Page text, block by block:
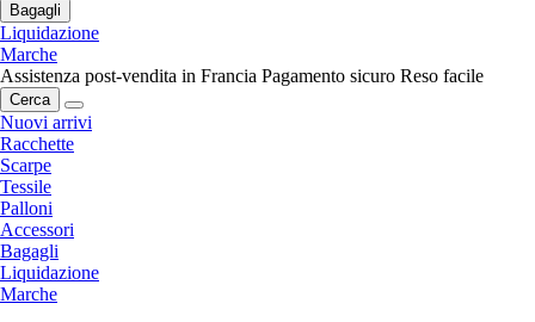
Bagagli
Liquidazione
Marche
Assistenza post-vendita in Francia Pagamento sicuro Reso facile
Cerca
Nuovi arrivi
Racchette
Scarpe
Tessile
Palloni
Accessori
Bagagli
Liquidazione
Marche